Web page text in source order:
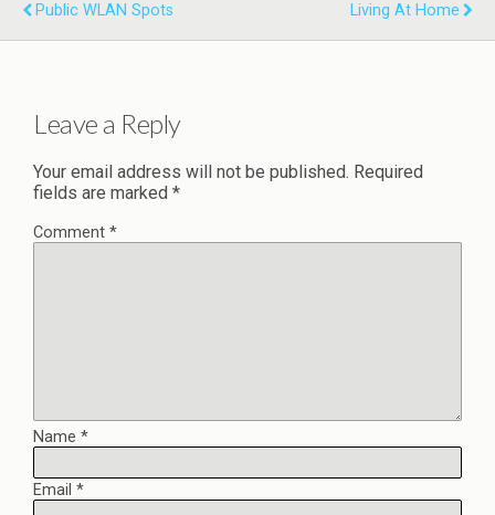
Public WLAN Spots
Living At Home
Leave a Reply
Your email address will not be published. Required
fields are marked *
Comment *
Name *
Email *